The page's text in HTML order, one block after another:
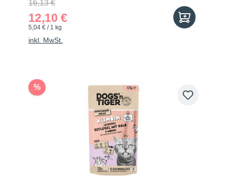
16,13 €
12,10 €
5,04 € / 1 kg
inkl. MwSt.
%